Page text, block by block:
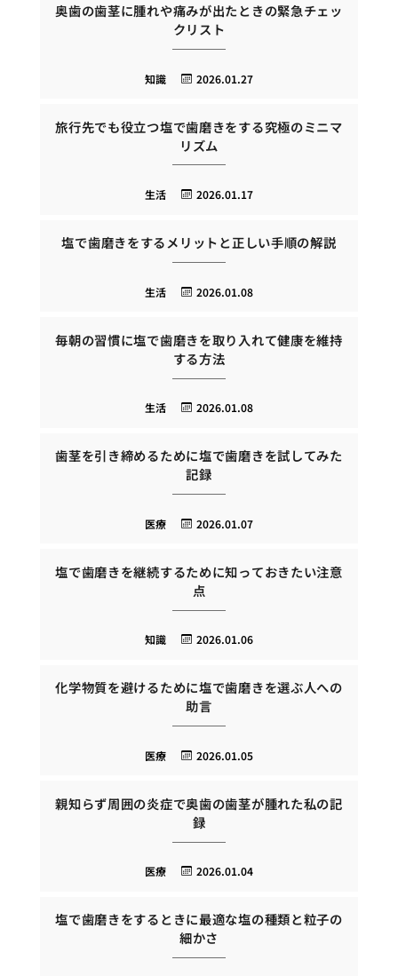
奥歯の歯茎に腫れや痛みが出たときの緊急チェッ
クリスト
2026.01.27
知識
旅行先でも役立つ塩で歯磨きをする究極のミニマ
リズム
2026.01.17
生活
塩で歯磨きをするメリットと正しい手順の解説
2026.01.08
生活
毎朝の習慣に塩で歯磨きを取り入れて健康を維持
する方法
2026.01.08
生活
歯茎を引き締めるために塩で歯磨きを試してみた
記録
2026.01.07
医療
塩で歯磨きを継続するために知っておきたい注意
点
2026.01.06
知識
化学物質を避けるために塩で歯磨きを選ぶ人への
助言
2026.01.05
医療
親知らず周囲の炎症で奥歯の歯茎が腫れた私の記
録
2026.01.04
医療
塩で歯磨きをするときに最適な塩の種類と粒子の
細かさ